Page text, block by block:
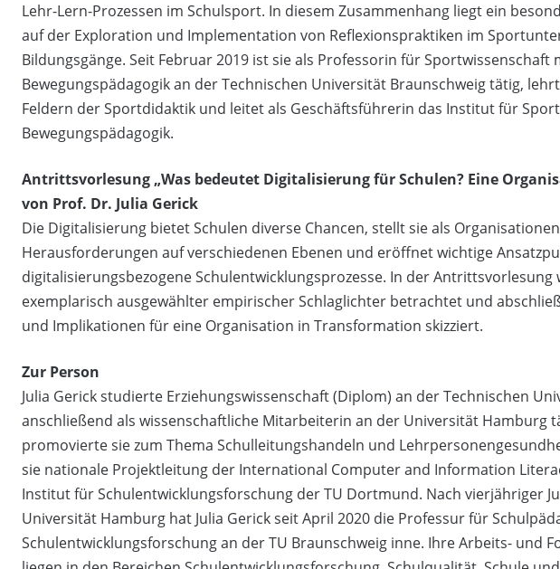
Lehr-Lern-Prozessen im Schulsport. In diesem Zusammenhang liegt ein
auf der Exploration und Implementation von Reflexionspraktiken im
Bildungsgänge. Seit Februar 2019 ist sie als Professorin für Sportwissenschaft
Bewegungspädagogik an der Technischen Universität Braunschweig tätig,
Feldern der Sportdidaktik und leitet als Geschäftsführerin das Institut für
Bewegungspädagogik.
Antrittsvorlesung „Was bedeutet Digitalisierung für Schulen? Eine
von Prof. Dr. Julia Gerick
Die Digitalisierung bietet Schulen diverse Chancen, stellt sie als
Herausforderungen auf verschiedenen Ebenen und eröffnet wichtige
digitalisierungsbezogene Schulentwicklungsprozesse. In der Antrittsvorlesung
exemplarisch ausgewählter empirischer Schlaglichter betrachtet und
und Implikationen für eine Organisation in Transformation skizziert.
Zur Person
Julia Gerick studierte Erziehungswissenschaft (Diplom) an der Technischen
anschließend als wissenschaftliche Mitarbeiterin an der Universität Hamburg
promovierte sie zum Thema Schulleitungshandeln und
sie nationale Projektleitung der International Computer and Information
Institut für Schulentwicklungsforschung der TU Dortmund. Nach vierjähriger
Universität Hamburg hat Julia Gerick seit April 2020 die Professur für
Schulentwicklungsforschung an der TU Braunschweig inne. Ihre Arbeits- und